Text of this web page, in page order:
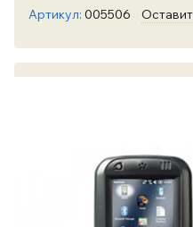
Артикул: 005506